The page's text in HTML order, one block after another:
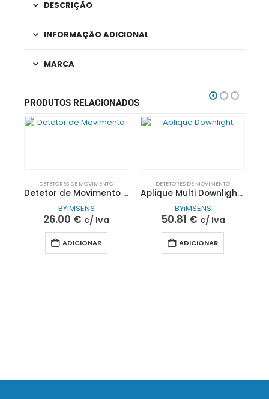
DESCRIÇÃO
INFORMAÇÃO ADICIONAL
MARCA
PRODUTOS RELACIONADOS
DETETORES DE MOVIMENTO
Detetor de Movimento C/ Sensor Infravermelhos – IMS M4-2 200º/360º| BYiMSENS
BYiMSENS
26.00 € c/ Iva
ADICIONAR
DETETORES DE MOVIMENTO
Aplique Multi Downlight LED 18W| BYiMSENS
BYiMSENS
50.81 € c/ Iva
ADICIONAR